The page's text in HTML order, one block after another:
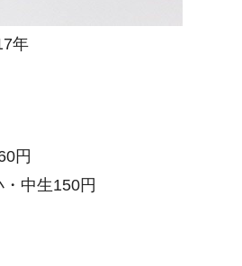
年
円
中生150円